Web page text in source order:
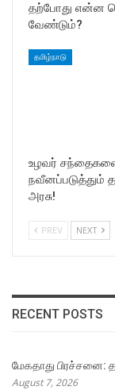
தற்போது என்ன
வேண்டும்?
தமிழ்நாடு
உழவர்
நவீனப்படுத்தும்
அரசு!
PREV NEXT
RECENT POSTS
மேகதாது
August 7, 2026